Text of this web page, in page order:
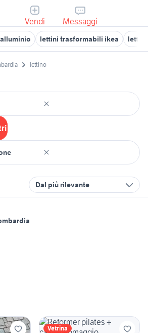
Vendi Messaggi
lettini trasformabili ikea
lettino
Dal più rilevante
Vetrina